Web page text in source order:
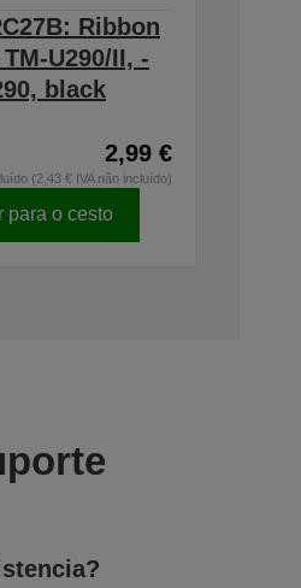
Ribbon
U290/II, -
black
2,99 €
(2,43 € IVA não incluído)
para o cesto